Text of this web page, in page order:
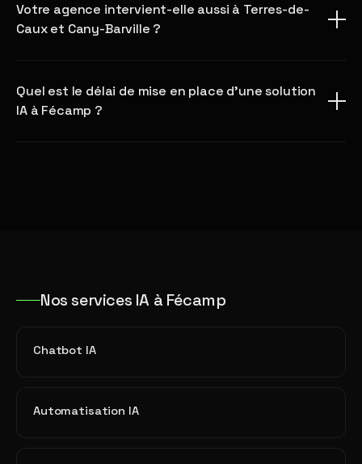
Votre agence intervient-elle aussi à Terres-de-
Caux et Cany-Barville ?
Quel est le délai de mise en place d'une solution
IA à Fécamp ?
Nos services IA à Fécamp
Chatbot IA
Automatisation IA